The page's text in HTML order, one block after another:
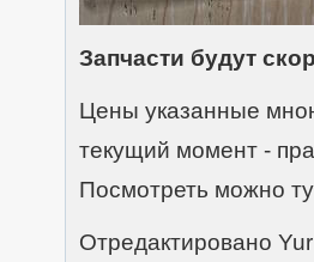
Запчасти будут
Цены указанные
текущий момент -
Посмотреть можно
Отредактировано